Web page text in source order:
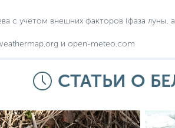
с учетом внешних факторов (фаза луны,
и open-meteo.com
СТАТЬИ О